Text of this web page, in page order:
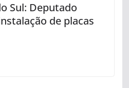
Sul: Deputado
de placas